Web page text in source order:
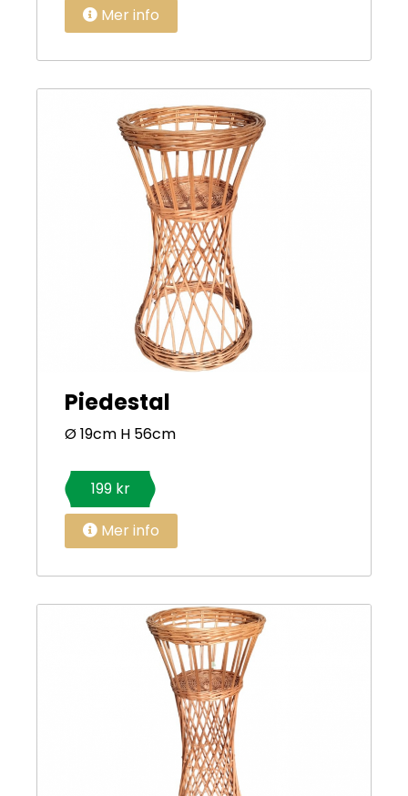
Mer info
Piedestal
Ø 19cm H 56cm
199 kr
Mer info